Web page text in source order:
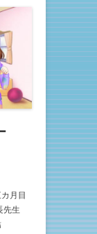
月目
先生